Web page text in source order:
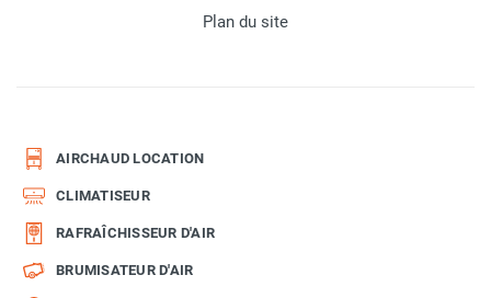
Plan du site
AIRCHAUD LOCATION
CLIMATISEUR
RAFRAÎCHISSEUR D'AIR
BRUMISATEUR D'AIR